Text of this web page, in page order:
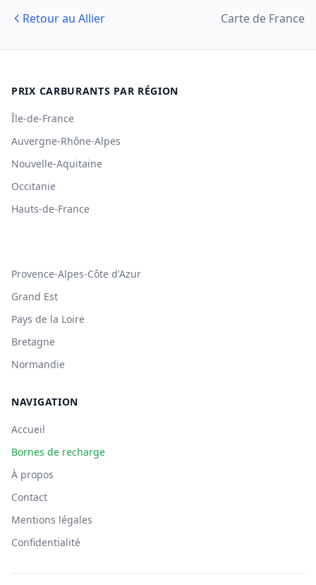
Retour au Allier Carte de France
PRIX CARBURANTS PAR RÉGION
Île-de-France
Auvergne-Rhône-Alpes
Nouvelle-Aquitaine
Occitanie
Hauts-de-France
Provence-Alpes-Côte d'Azur
Grand Est
Pays de la Loire
Bretagne
Normandie
NAVIGATION
Accueil
Bornes de recharge
À propos
Contact
Mentions légales
Confidentialité